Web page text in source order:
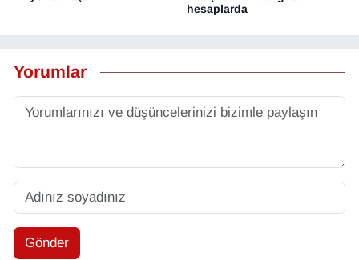
hesaplarda
Yorumlar
Gönder